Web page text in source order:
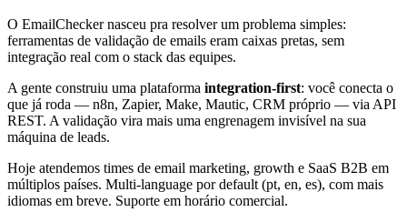
O EmailChecker nasceu pra resolver um problema simples:
ferramentas de validação de emails eram caixas pretas, sem
integração real com o stack das equipes.
A gente construiu uma plataforma integration-first: você conecta o
que já roda — n8n, Zapier, Make, Mautic, CRM próprio — via API
REST. A validação vira mais uma engrenagem invisível na sua
máquina de leads.
Hoje atendemos times de email marketing, growth e SaaS B2B em
múltiplos países. Multi-language por default (pt, en, es), com mais
idiomas em breve. Suporte em horário comercial.